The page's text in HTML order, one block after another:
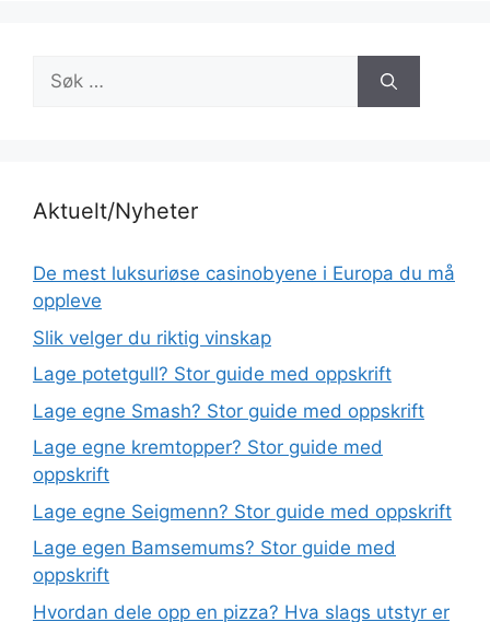
Søk
etter:
Aktuelt/Nyheter
De mest luksuriøse casinobyene i Europa du må
oppleve
Slik velger du riktig vinskap
Lage potetgull? Stor guide med oppskrift
Lage egne Smash? Stor guide med oppskrift
Lage egne kremtopper? Stor guide med
oppskrift
Lage egne Seigmenn? Stor guide med oppskrift
Lage egen Bamsemums? Stor guide med
oppskrift
Hvordan dele opp en pizza? Hva slags utstyr er